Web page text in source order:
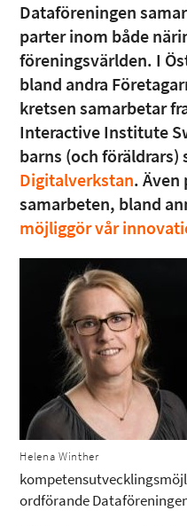
Dataföreningen
parter inom både
föreningsvärlden. I
bland andra
kretsen samarbetar
Interactive Institute
barns (och
Digitalverkstan. Även
samarbeten, bland
möjliggör vår
Helena Winther
ordförande